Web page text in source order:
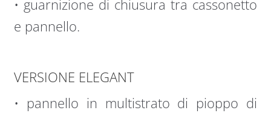
• guarnizione di chiusura tra cassonetto
e pannello.
VERSIONE ELEGANT
• pannello in multistrato di pioppo di